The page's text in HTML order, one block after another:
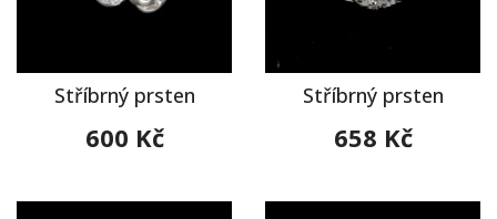
Stříbrný prsten
600 Kč
Stříbrný prsten
658 Kč